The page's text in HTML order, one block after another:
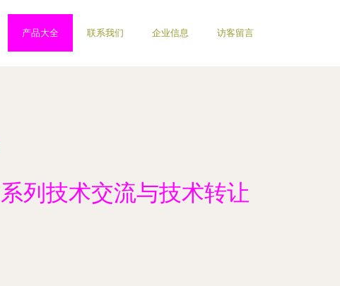
产品大全 联系我们 企业信息 访客留言
列技术交流与技术转让